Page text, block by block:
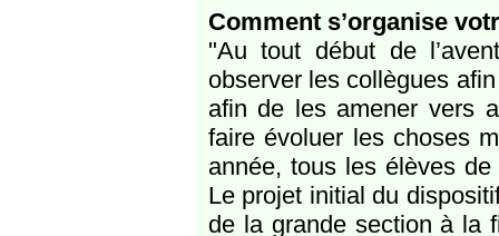
Comment s’organise
"Au tout début de
observer les collègues
afin de les amener vers
faire évoluer les choses
année, tous les élèves
Le projet initial du
de la grande section à la